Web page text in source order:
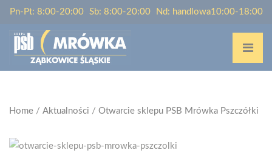
Pn-Pt: 8:00-20:00 Sb: 8:00-20:00 Nd: handlowa10:00-18:00
Home / Aktualności / Otwarcie sklepu PSB Mrówka Pszczółki